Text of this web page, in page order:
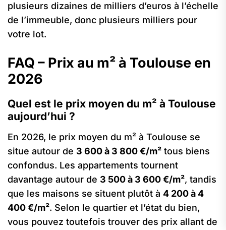
plusieurs dizaines de milliers d’euros à l’échelle
de l’immeuble, donc plusieurs milliers pour
votre lot.
FAQ – Prix au m² à Toulouse en
2026
Quel est le prix moyen du m² à Toulouse
aujourd’hui ?
En 2026, le prix moyen du m² à Toulouse se
situe autour de 3 600 à 3 800 €/m² tous biens
confondus. Les appartements tournent
davantage autour de 3 500 à 3 600 €/m², tandis
que les maisons se situent plutôt à 4 200 à 4
400 €/m². Selon le quartier et l’état du bien,
vous pouvez toutefois trouver des prix allant de